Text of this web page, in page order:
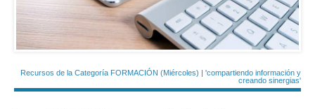
Recursos de la Categoría FORMACIÓN (Miércoles) | 'compartiendo información y
creando sinergias'